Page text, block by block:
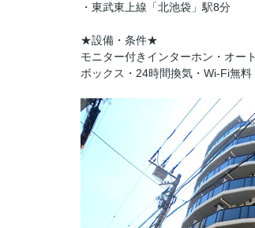
・東武東上線「北池袋」駅8分
★設備・条件★
モニター付きインターホン・オー
ボックス・24時間換気・Wi-Fi無